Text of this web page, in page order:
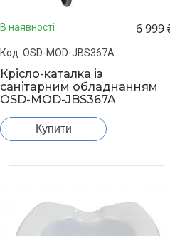
В наявності 6 999
OSD-MOD-JBS367A
Крісло-каталка із
санітарним обладнанням
OSD-MOD-JBS367A
Купити